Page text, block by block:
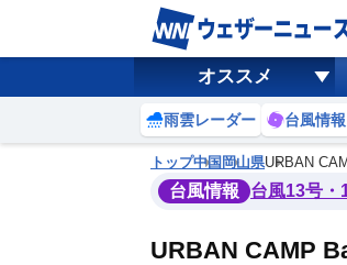
オススメ
雨雲レーダー 台風情報
トップ中国 岡山県URBAN
台風情報 台風13号・
URBAN CAMP